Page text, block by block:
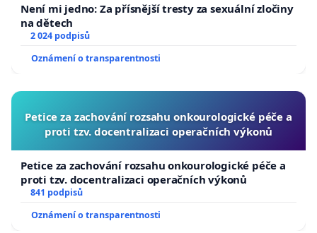
Není mi jedno: Za přísnější tresty za sexuální zločiny
na dětech
2 024 podpisů
Oznámení o transparentnosti
Petice za zachování rozsahu onkourologické péče a
proti tzv. docentralizaci operačních výkonů
Petice za zachování rozsahu onkourologické péče a
proti tzv. docentralizaci operačních výkonů
841 podpisů
Oznámení o transparentnosti